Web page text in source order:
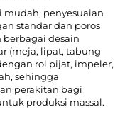
mudah, penyesuaian
standar dan poros
desain
(meja, lipat, tabung
rol pijat, impeler,
sehingga
perakitan bagi
produksi massal.